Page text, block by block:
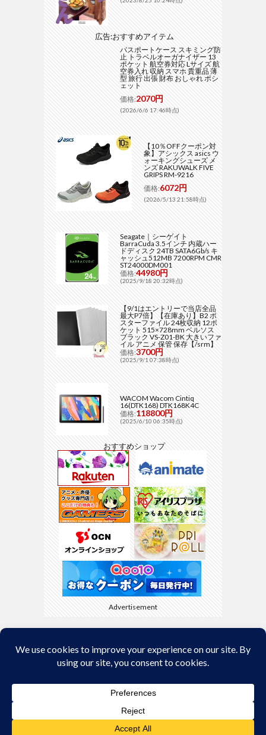
広告:おすすめアイテム
パスポートケース スキミング防
止 トラベルオーガナイザー 13
ポケット 航空券対応 Lサイズ 航
空券入れ 収納 スマホ 貴重品 薄
型 旅行 出張 財布 おしゃれ ポシ
ェット
価格:2070円
(2026/6/6 17:46時点)
【10％OFFクーポン対
象】アシックス asics ウ
ォーキングシューズ メ
ンズ RAKUWALK FIVE
GRIPS RM-9216
価格:6072円
(2026/5/13 21:58時点)
Seagate｜シーゲイト
BarraCuda 3.5インチ 内蔵ハー
ドディスク 24TB SATA6Gb/s キ
ャッシュ512MB 7200RPM CMR
ST24000DM001
価格:44980円
(2025/9/18 20:32時点)
【9/1はエントリーで当店全品
最大P7倍】【在庫あり】B2 ポ
スターファイル 24枚収納 12ポ
ケット 515×728mm ベルソス
ブラック VS-Z01-BK 大きいファ
イル アニメ 保管 保存【/srm】
価格:3700円
(2025/9/1 07:38時点)
WACOM Wacom Cintiq
16(DTK168) DTK168K4C
価格:118800円
(2025/6/10 06:35時点)
おすすめショップ
Advertisement
Back to Top
© Copyright 2026kyamaBlog